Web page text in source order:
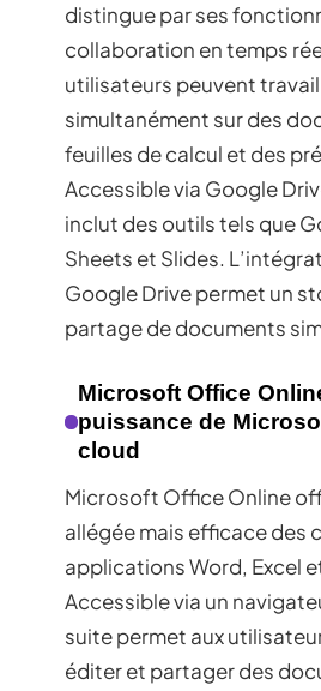
distingue par ses
collaboration en temps
utilisateurs peuvent
simultanément sur des
feuilles de calcul et des
Accessible via Google
inclut des outils tels que
Sheets et Slides.
Google Drive permet un
partage de documents
Microsoft Office
puissance de
cloud
Microsoft Office Online
allégée mais efficace des
applications Word, Excel
Accessible via un
suite permet aux
éditer et partager des